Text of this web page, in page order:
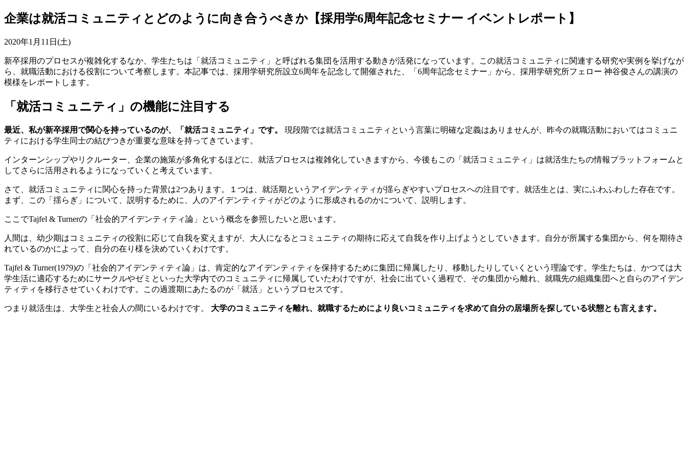
企業は就活コミュニティとどのように向き合うべきか【採用学6周年記念セミナー イベントレポート】
2020年1月11日(土)
新卒採用のプロセスが複雑化するなか、学生たちは「就活コミュニティ」と呼ばれる集団を活用する動きが活発になっています。この就活コミュニティに関連する研究や実例を挙げなが
ら、就職活動における役割について考察します。本記事では、採用学研究所設立6周年を記念して開催された、「6周年記念セミナー」から、採用学研究所フェロー 神谷俊さんの講演の
模様をレポートします。
「就活コミュニティ」の機能に注目する
最近、私が新卒採用で関心を持っているのが、「就活コミュニティ」です。
現段階では就活コミュニティという言葉に明確な定義はありませんが、昨今の就職活動においてはコミュニ
ティにおける学生同士の結びつきが重要な意味を持ってきています。
インターンシップやリクルーター、企業の施策が多角化するほどに、就活プロセスは複雑化していきますから、今後もこの「就活コミュニティ」は就活生たちの情報プラットフォームと
してさらに活用されるようになっていくと考えています。
さて、就活コミュニティに関心を持った背景は2つあります。１つは、就活期というアイデンティティが揺らぎやすいプロセスへの注目です。就活生とは、実にふわふわした存在です。
まず、この「揺らぎ」について、説明するために、人のアイデンティティがどのように形成されるのかについて、説明します。
ここでTajfel & Turnerの「社会的アイデンティティ論」という概念を参照したいと思います。
人間は、幼少期はコミュニティの役割に応じて自我を変えますが、大人になるとコミュニティの期待に応えて自我を作り上げようとしていきます。自分が所属する集団から、何を期待さ
れているのかによって、自分の在り様を決めていくわけです。
Tajfel & Turner(1979)の「社会的アイデンティティ論」は、肯定的なアイデンティティを保持するために集団に帰属したり、移動したりしていくという理論です。学生たちは、かつては大
学生活に適応するためにサークルやゼミといった大学内でのコミュニティに帰属していたわけですが、社会に出ていく過程で、その集団から離れ、就職先の組織集団へと自らのアイデン
ティティを移行させていくわけです。この過渡期にあたるのが「就活」というプロセスです。
つまり就活生は、大学生と社会人の間にいるわけです。 大学のコミュニティを離れ、就職するためにより良いコミュニティを求めて自分の居場所を探している状態とも言えます。